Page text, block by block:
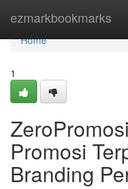
ezmarkbookmarks
Home
Home
1
Promosi
Branding